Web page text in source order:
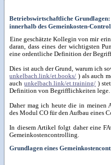
Betriebswirtschaftliche
innerhalb des Gemeinkosten-
Eine geschätzte Kollegin von mir
daran, dass eines der wichtigsten
eine ordentliche Definition der
Dies ist auch der Grund, warum ich
unkelbach.link/et.books/ ) als auch
auchunkelbach.link/et.training/ )
Definition von Begrifflichkeiten lege.
Daher mag ich heute die in meinen
des Modul CO für den Aufbau eines
In diesem Artikel folgt daher eine
Gemeinkostencontrolling.
Grundlagen eines